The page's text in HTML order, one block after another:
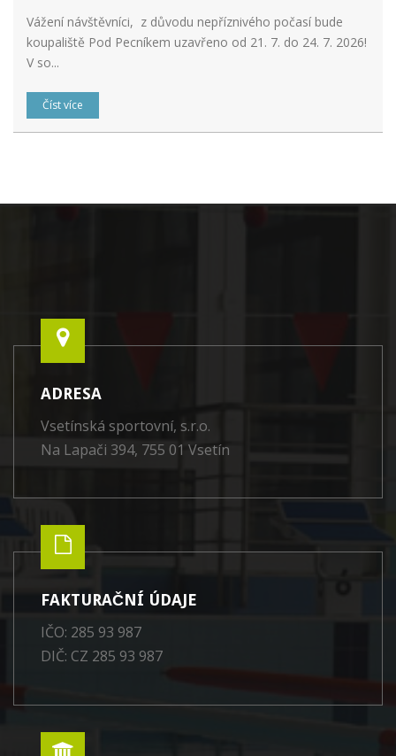
Vážení návštěvníci, z důvodu nepříznivého počasí bude
koupaliště Pod Pecníkem uzavřeno od 21. 7. do 24. 7. 2026!
V so...
Číst více
ADRESA
Vsetínská sportovní, s.r.o.
Na Lapači 394, 755 01 Vsetín
FAKTURAČNÍ ÚDAJE
IČO: 285 93 987
DIČ: CZ 285 93 987